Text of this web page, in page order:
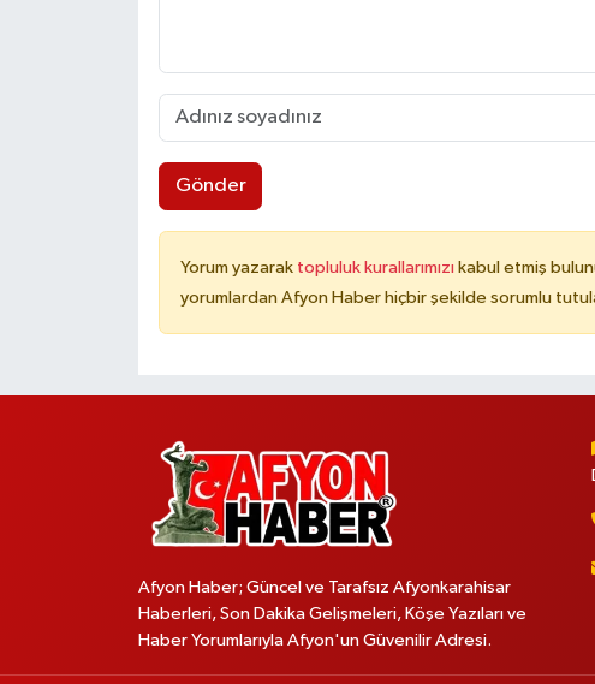
Gönder
Yorum yazarak topluluk kurallarımızı kabul etmiş
yorumlardan Afyon Haber hiçbir şekilde sorumlu
Afyon Haber; Güncel ve Tarafsız Afyonkarahisar
Haberleri, Son Dakika Gelişmeleri, Köşe Yazıları ve
Haber Yorumlarıyla Afyon'un Güvenilir Adresi.